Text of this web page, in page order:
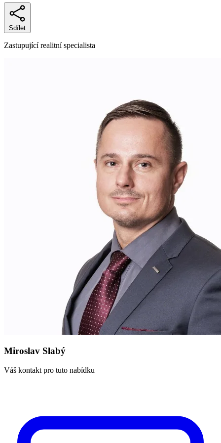
Sdílet
Zastupující realitní specialista
Miroslav Slabý
Váš kontakt pro tuto nabídku